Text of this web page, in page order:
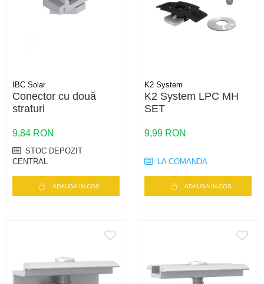
IBC Solar
Conector cu două
straturi
9,84 RON
STOC DEPOZIT
CENTRAL
ADAUGA IN COS
K2 System
K2 System LPC MH
SET
9,99 RON
LA COMANDA
ADAUGA IN COS